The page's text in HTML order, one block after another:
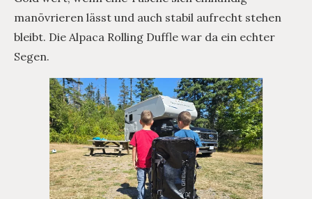
manövrieren lässt und auch stabil aufrecht stehen
bleibt. Die Alpaca Rolling Duffle war da ein echter
Segen.